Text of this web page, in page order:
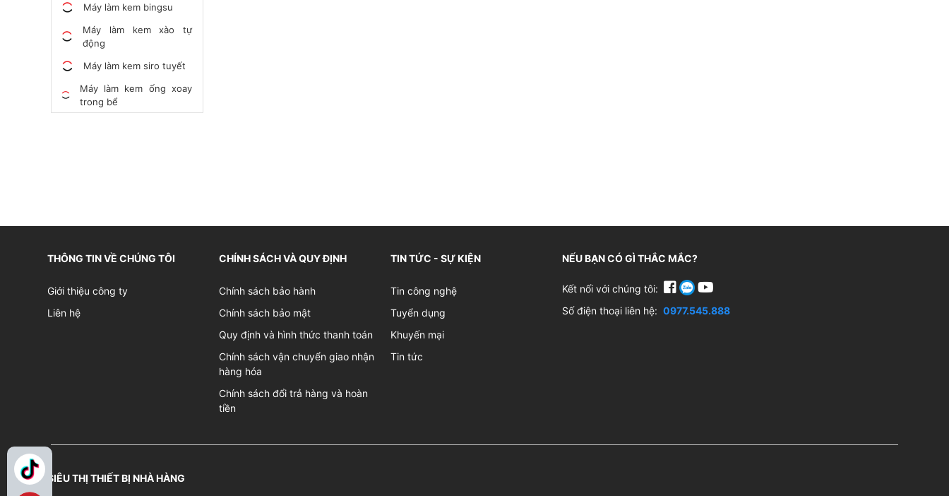
Máy làm kem bingsu
Máy làm kem xào tự
động
Máy làm kem siro tuyết
Máy làm kem ống xoay
trong bể
THÔNG TIN VỀ CHÚNG TÔI
Giới thiệu công ty
Liên hệ
CHÍNH SÁCH VÀ QUY ĐỊNH
Chính sách bảo hành
Chính sách bảo mật
Quy định và hình thức thanh toán
Chính sách vận chuyển giao nhận
hàng hóa
Chính sách đổi trả hàng và hoàn
tiền
TIN TỨC - SỰ KIỆN
Tin công nghệ
Tuyển dụng
Khuyến mại
Tin tức
NẾU BẠN CÓ GÌ THẮC MẮC?
Kết nối với chúng tôi:
Số điện thoại liên hệ: 0977.545.888
SIÊU THỊ THIẾT BỊ NHÀ HÀNG